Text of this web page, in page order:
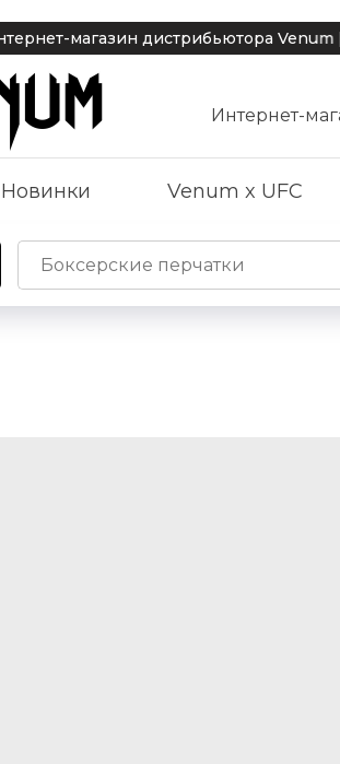
дистрибьютора Venum |
Интернет-
Новинки Venum x UFC